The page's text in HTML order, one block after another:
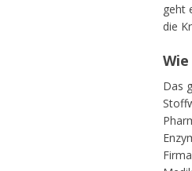
geht
die
Das